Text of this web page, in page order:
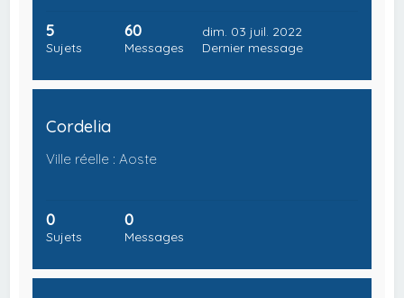
5
Sujets
60
Messages
dim. 03 juil. 2022
Dernier message
Cordelia
Ville réelle : Aoste
0
Sujets
0
Messages